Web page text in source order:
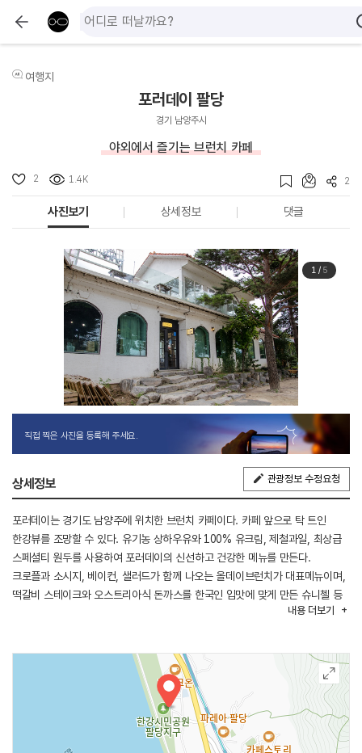
여행지
포러데이 팔당
경기 남양주시
야외에서 즐기는 브런치 카페
2 1.4K 2
사진보기 상세정보 댓글
1/ 5
직접 찍은 사진을 등록해 주세요.
상세정보 관광정보 수정요청
포러데이는 경기도 남양주에 위치한 브런치 카페이다. 카페 앞으로 탁 트인
한강뷰를 조망할 수 있다. 유기농 상하우유와 100% 유크림, 제철과일, 최상급
스페셜티 원두를 사용하여 포러데이의 신선하고 건강한 메뉴를 만든다.
크로플과 소시지, 베이컨, 샐러드가 함께 나오는 올데이브런치가 대표메뉴이며,
떡갈비 스테이크와 오스트리아식 돈까스를 한국인 입맛에 맞게 만든 슈니첼 등
브런치 메뉴가 있다. 브런치 메뉴 외에도 제철과일과 유크림으로 만든 홍콩와플,
내용 더보기